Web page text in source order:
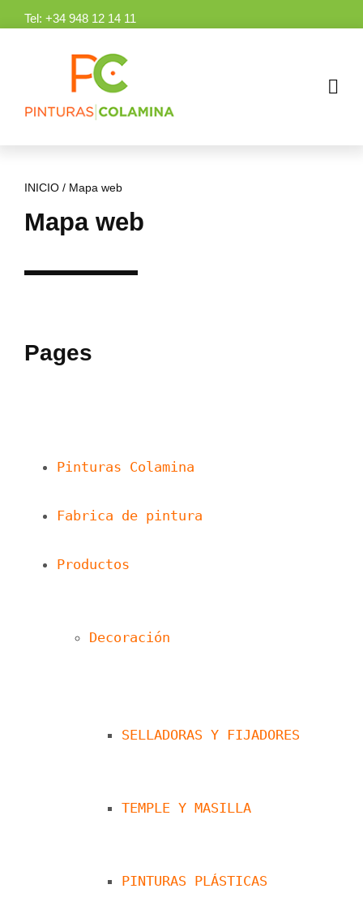
SkipTel: +34 948 12 14 11
INICIO/ Mapa web
Mapa web
Pages
Pinturas Colamina
Fabrica de pintura
Productos
Decoración
SELLADORAS Y FIJADORES
TEMPLE Y MASILLA
PINTURAS PLÁSTICAS